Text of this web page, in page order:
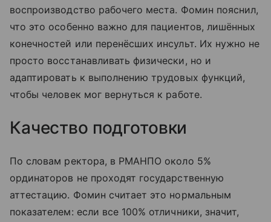
воспроизводство рабочего места. Фомин пояснил,
что это особенно важно для пациентов, лишённых
конечностей или перенёсших инсульт. Их нужно не
просто восстанавливать физически, но и
адаптировать к выполнению трудовых функций,
чтобы человек мог вернуться к работе.
Качество подготовки
По словам ректора, в РМАНПО около 5%
ординаторов не проходят государственную
аттестацию. Фомин считает это нормальным
показателем: если все 100% отличники, значит,